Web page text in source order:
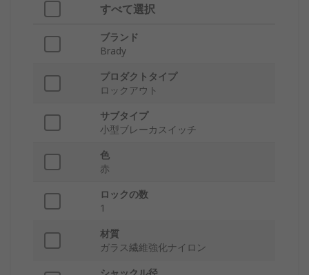
すべて選択
ブランド
Brady
プロダクトタイプ
ロックアウト
サブタイプ
小型ブレーカスイッチ
色
赤
ロックの数
1
材質
ガラス繊維強化ナイロン